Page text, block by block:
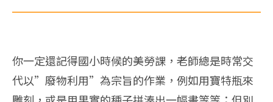
你一定還記得國小時候的美勞課，老師總是時常交
代以”廢物利用”為宗旨的作業，例如用寶特瓶來